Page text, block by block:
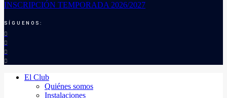
INSCRIPCIÓN TEMPORADA 2026/2027
SÍGUENOS:
El Club
Quiénes somos
Instalaciones